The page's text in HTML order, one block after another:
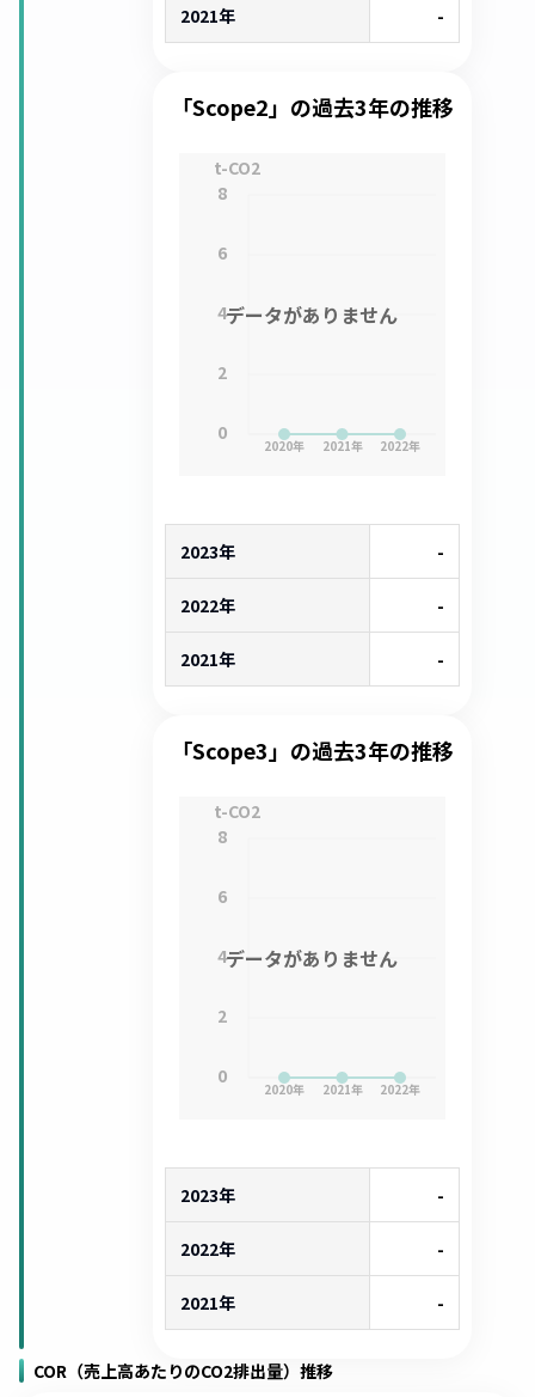
2021年 -
「Scope2」の過去3年の推移
2020年 2021年 2022年
0
2
4
6
8
t-CO2
データがありません
2023年 -
2022年 -
2021年 -
「Scope3」の過去3年の推移
2020年 2021年 2022年
0
2
4
6
8
t-CO2
データがありません
2023年 -
2022年 -
2021年 -
COR（売上高あたりのCO2排出量）推移